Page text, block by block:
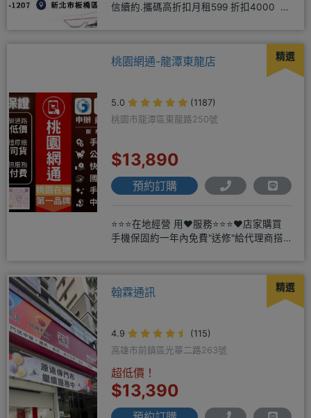
信續約.攜碼高折扣月租599 折扣4000 月
精選
桃園網通-龍潭東龍店
5.0
(1187)
桃園市龍潭區東龍路250號
$13,890
預約訂購
⭐⭐⭐在地經營 用❤️服務⭐⭐⭐❤️店家購買
手機保固約一年內免費"送修"給代理商搭
精選
翰霖通訊
4.9
(115)
高雄市前鎮區光華二路263號
超低價！
$13,390